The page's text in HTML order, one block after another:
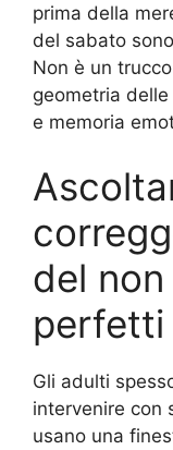
prima della
del sabato
Non è un
geometria
e memoria
del
perfetti
Gli adulti
intervenire con
usano una